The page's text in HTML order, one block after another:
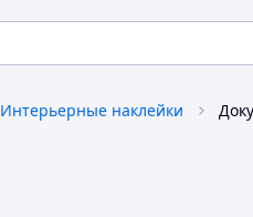
Интерьерные наклейки